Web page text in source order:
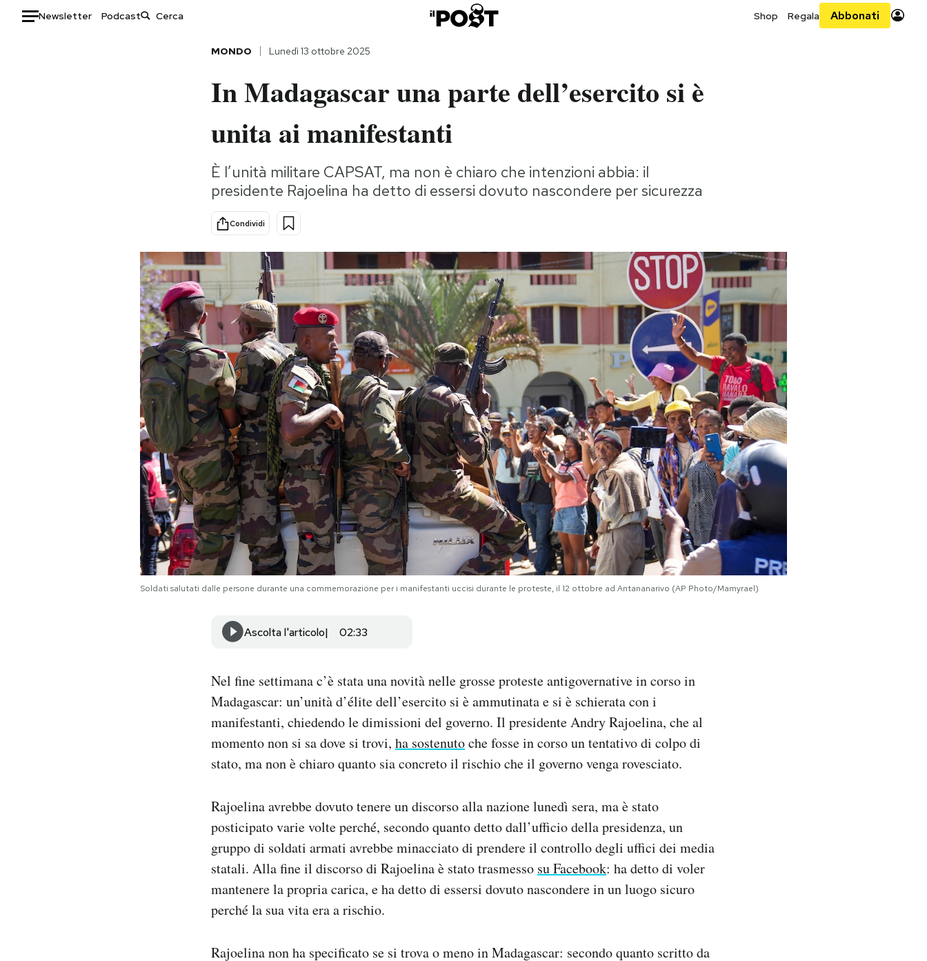
Newsletter Podcast Shop Regala Abbonati
Storie/Idee
Ok Boomer!
Altrecose
Mondiali calcio 2026
AREA PERSONALE
MONDO Lunedì 13 ottobre 2025
In Madagascar una parte dell’esercito si è
unita ai manifestanti
È l’unità militare CAPSAT, ma non è chiaro che intenzioni abbia: il
presidente Rajoelina ha detto di essersi dovuto nascondere per sicurezza
Condividi
Soldati salutati dalle persone durante una commemorazione per i manifestanti uccisi durante le proteste, il 12 ottobre ad Antananarivo (AP Photo/Mamyrael)
Ascolta l'articolo 02:33
Nel fine settimana c’è stata una novità nelle grosse proteste antigovernative in corso in
Madagascar: un’unità d’élite dell’esercito si è ammutinata e si è schierata con i
manifestanti, chiedendo le dimissioni del governo. Il presidente Andry Rajoelina, che al
momento non si sa dove si trovi, ha sostenutoche fosse in corso un tentativo di colpo di
stato, ma non è chiaro quanto sia concreto il rischio che il governo venga rovesciato.
Rajoelina avrebbe dovuto tenere un discorso alla nazione lunedì sera, ma è stato
posticipato varie volte perché, secondo quanto detto dall’ufficio della presidenza, un
gruppo di soldati armati avrebbe minacciato di prendere il controllo degli uffici dei media
statali. Alla fine il discorso di Rajoelina è stato trasmesso su Facebook: ha detto di voler
mantenere la propria carica, e ha detto di essersi dovuto nascondere in un luogo sicuro
perché la sua vita era a rischio.
Rajoelina non ha specificato se si trova o meno in Madagascar: secondo quanto scritto da